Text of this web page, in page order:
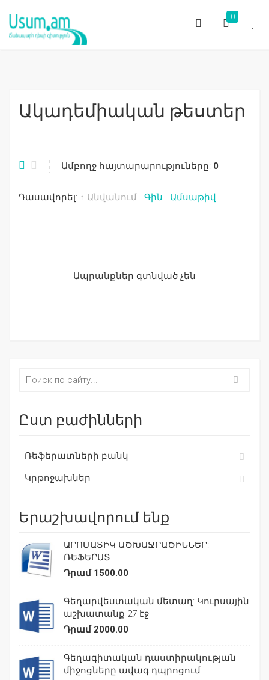
0
Ակադեմիական թեստեր
Ամբողջ հայտարարություները: 0
Դասավորել: ↑ Անվանում · Գին · Ամսաթիվ
Ապրանքներ գտնված չեն
Ըստ բաժինների
Ռեֆերատների բանկ
Կրթոջախներ
Երաշխավորում ենք
ԱՐՈՄԱՏԻԿ ԱԾԽԱՋՐԱԾԻՆՆԵՐ:
ՌԵՖԵՐԱՏ
Դրամ 1500.00
Գեղարվեստական մետաղ: Կուրսային
աշխատանք 27 էջ
Դրամ 2000.00
Գեղագիտական դաստիրակության
միջոցները ավագ դպրոցում